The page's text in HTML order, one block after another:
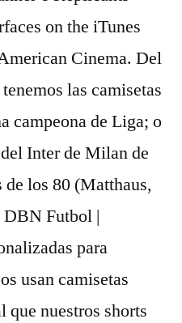
on the iTunes
Cinema. Del
las camisetas
campeona de Liga; o
Inter de Milan de
los 80 (Matthaus,
Futbol |
para
usan camisetas
nuestros shorts